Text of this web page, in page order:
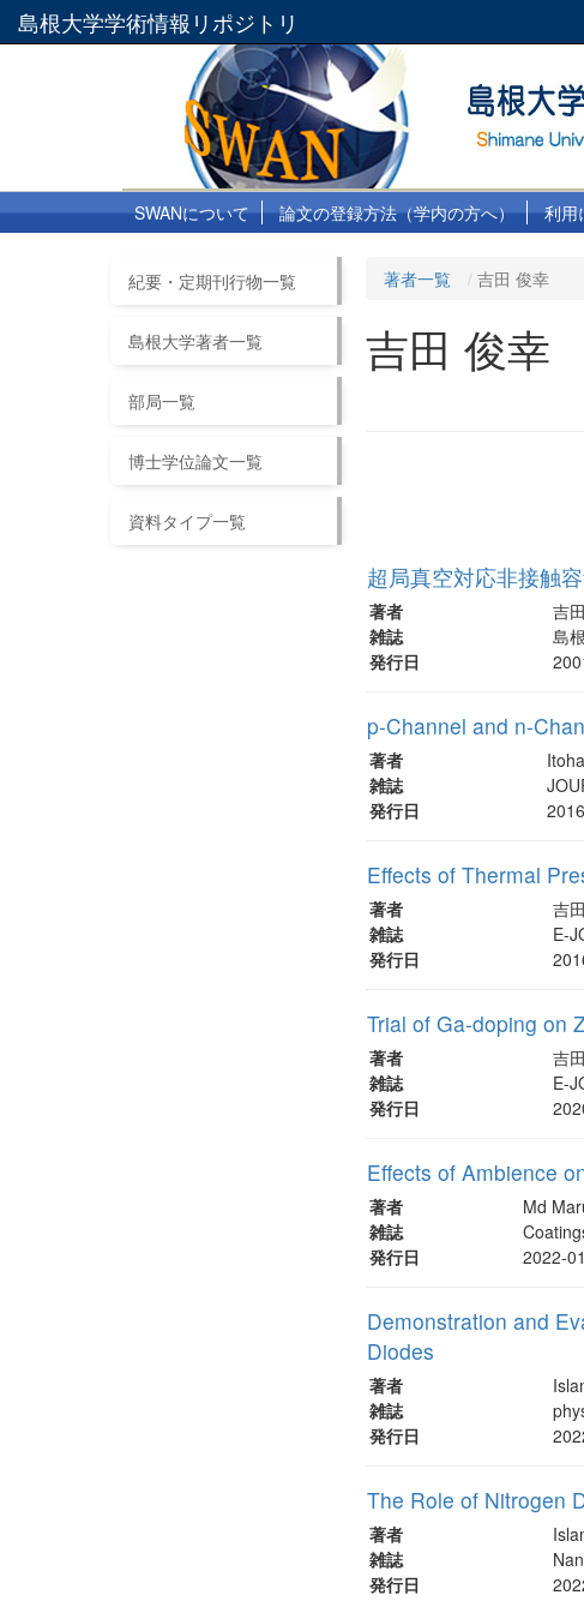
島根大学学術情報リポジトリ
SWANについて 論文の登録方法（学内の方へ） 利用
紀要・定期刊行物一覧
島根大学著者一覧
部局一覧
博士学位論文一覧
資料タイプ一覧
著者一覧 吉田 俊幸
吉田 俊幸
超局真空対応非接触
著者
吉
雑誌
島
発行日
p-Channel and n-
著者
雑誌
発行日
Effects of Thermal
著者
吉
雑誌
E-
発行日
Trial of Ga-doping on
著者
吉
雑誌
E-
発行日
Effects of Ambience
著者
Md
雑誌
発行日
2022-
Demonstration and
Diodes
著者
雑誌
発行日
The Role of Nitrogen
著者
雑誌
発行日